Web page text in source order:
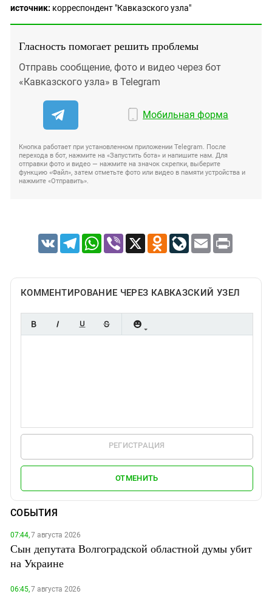
источник: корреспондент "Кавказского узла"
Гласность помогает решить проблемы
Отправь сообщение, фото и видео через бот
«Кавказского узла» в Telegram
Мобильная форма
Кнопка работает при установленном приложении Telegram. После
перехода в бот, нажмите на «Запустить бота» и напишите нам. Для
отправки фото и видео — нажмите на значок скрепки, выберите
функцию «Файл», затем отметьте фото или видео в памяти устройства и
нажмите «Отправить».
VK TelegramWhatsApp
Viber X Odnoklassniki
LiveJournal
Email Print
КОММЕНТИРОВАНИЕ ЧЕРЕЗ КАВКАЗСКИЙ УЗЕЛ
РЕГИСТРАЦИЯ
ОТМЕНИТЬ
СОБЫТИЯ
07:44,7 августа 2026
Сын депутата Волгоградской областной думы убит
на Украине
06:45,7 августа 2026